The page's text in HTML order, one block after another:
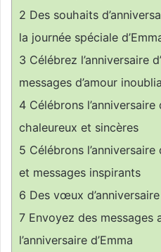
2 Des souhaits
la journée spéciale
3 Célébrez l’anniversaire
messages d’amour
4 Célébrons
chaleureux et sincères
5 Célébrons
et messages inspirants
6 Des vœux
7 Envoyez des messages
l’anniversaire d’Emma